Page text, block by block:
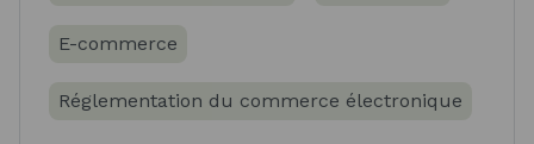
E-commerce
Réglementation du commerce électronique